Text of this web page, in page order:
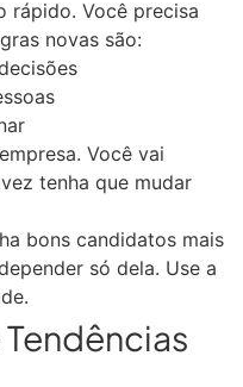
rápido. Você precisa
novas são:
Você vai
tenha que mudar
bons candidatos mais
só dela. Use a
Tendências